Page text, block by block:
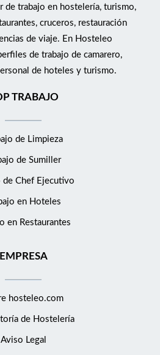
de trabajo en hostelería, turismo,
cruceros, restauración
de viaje. En Hosteleo
de trabajo de camarero,
de hoteles y turismo.
TRABAJO
de Limpieza
de Sumiller
de Chef Ejecutivo
en Hoteles
en Restaurantes
EMPRESA
hosteleo.com
de Hostelería
Aviso Legal